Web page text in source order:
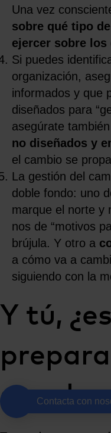
Una vez
sobre qué tipo
ejercer sobre los
Si puedes
organización,
informados y que
diseñados para
asegúrate
no diseñados y
el cambio se
La gestión del
doble fondo: uno
marque el norte y
nos de “motivos
brújula. Y otro a
a cómo va a
siguiendo con la
Y tú,
ser el
Contacta con